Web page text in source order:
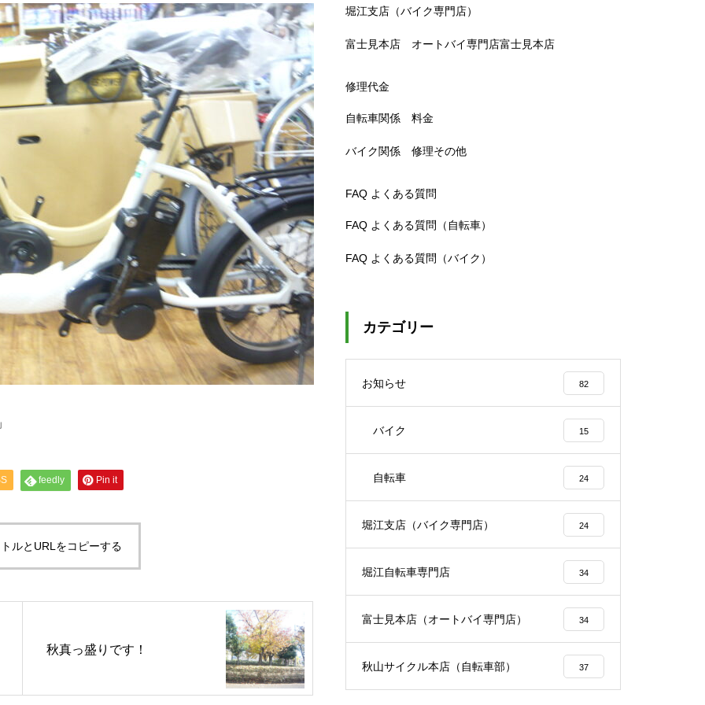
feedly Pin it
ルとURLをコピーする
秋真っ盛りです！
堀江支店（バイク専門店）
富士見本店 オートバイ専門店富士見本店
修理代金
自転車関係 料金
バイク関係 修理その他
FAQ よくある質問
FAQ よくある質問（自転車）
FAQ よくある質問（バイク）
カテゴリー
お知らせ 82
バイク 15
自転車 24
堀江支店（バイク専門店） 24
堀江自転車専門店 34
富士見本店（オートバイ専門店） 34
秋山サイクル本店（自転車部） 37